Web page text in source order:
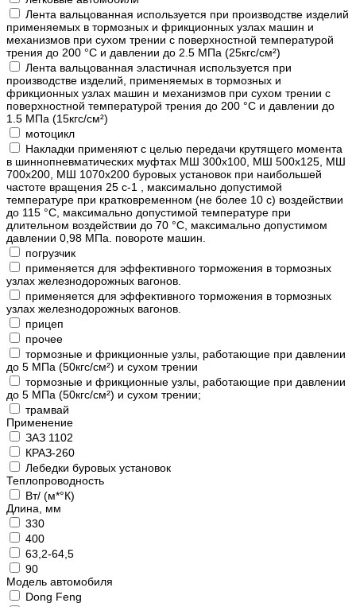
Лента вальцованная используется при производстве изделий
применяемых в тормозных и фрикционных узлах машин и
механизмов при сухом трении с поверхностной температурой
трения до 200 °С и давлении до 2.5 МПа (25кгс/см²)
Лента вальцованная эластичная используется при
производстве изделий, применяемых в тормозных и
фрикционных узлах машин и механизмов при сухом трении с
поверхностной температурой трения до 200 °С и давлении до
1.5 МПа (15кгс/см²)
мотоцикл
Накладки применяют с целью передачи крутящего момента
в шиннопневматических муфтах МШ 300х100, МШ 500х125, МШ
700х200, МШ 1070х200 буровых установок при наибольшей
частоте вращения 25 с-1 , максимально допустимой
температуре при кратковременном (не более 10 с) воздействии
до 115 °С, максимально допустимой температуре при
длительном воздействии до 70 °С, максимально допустимом
давлении 0,98 МПа. повороте машин.
погрузчик
применяется для эффективного торможения в тормозных
узлах железнодорожных вагонов.
применяется для эффективного торможения в тормозных
узлах железнодорожных вагонов.
прицеп
прочее
тормозные и фрикционные узлы, работающие при давлении
до 5 МПа (50кгс/см²) и сухом трении
тормозные и фрикционные узлы, работающие при давлении
до 5 МПа (50кгс/см²) и сухом трении;
трамвай
Применение
ЗАЗ 1102
КРАЗ-260
Лебедки буровых установок
Теплопроводность
Вт/ (м*°К)
Длина, мм
330
400
63,2-64,5
90
Модель автомобиля
Dong Feng